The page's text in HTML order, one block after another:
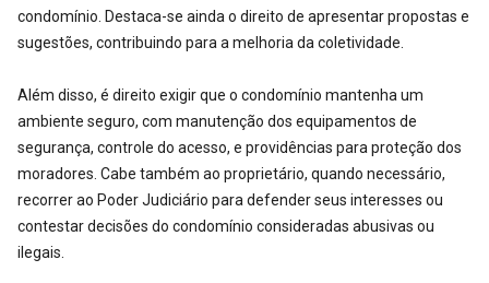
condomínio. Destaca-se ainda o direito de apresentar propostas e
sugestões, contribuindo para a melhoria da coletividade.
Além disso, é direito exigir que o condomínio mantenha um
ambiente seguro, com manutenção dos equipamentos de
segurança, controle do acesso, e providências para proteção dos
moradores. Cabe também ao proprietário, quando necessário,
recorrer ao Poder Judiciário para defender seus interesses ou
contestar decisões do condomínio consideradas abusivas ou
ilegais.